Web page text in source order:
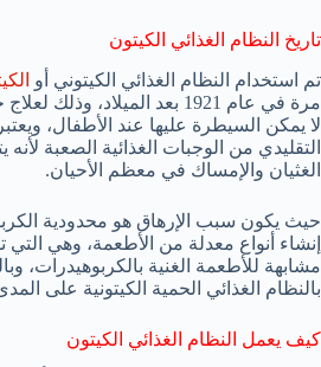
تاريخ النظام الغذائي الكيتون
تم استخدام النظام الغذائي الكيتوني أو
مرة في عام 1921 بعد الميلاد،
لا يمكن السيطرة عليها عند الأطفال،
التقليدي من الوجبات الغذائية الصعبة
الغثيان والإمساك في معظم الأحيان.
حيث يكون سبب الإرهاق هو محدودية
إنشاء أنواع معدلة من الأطعمة، وهي
مشابهة للأطعمة الغنية بالكربوهيدرات،
بالنظام الغذائي الحمية الكيتونية على
كيف يعمل النظام الغذائي الكيتون